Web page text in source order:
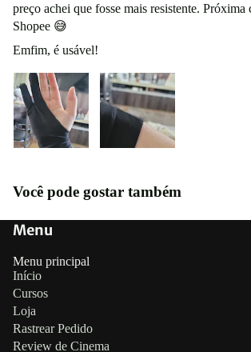
preço achei que fosse mais resistente. Próxima
Shopee 😅
Emfim, é usável!
Você pode gostar também
Menu
Menu principal
Início
Cursos
Loja
Rastrear Pedido
Review de Cinema